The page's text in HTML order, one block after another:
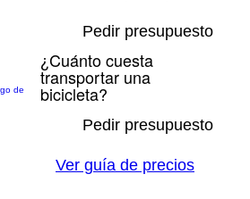
de
Pedir presupuesto
Pedir presupuesto
¿Cuánto cuesta
transportar una
bicicleta?
Ver guía de precios